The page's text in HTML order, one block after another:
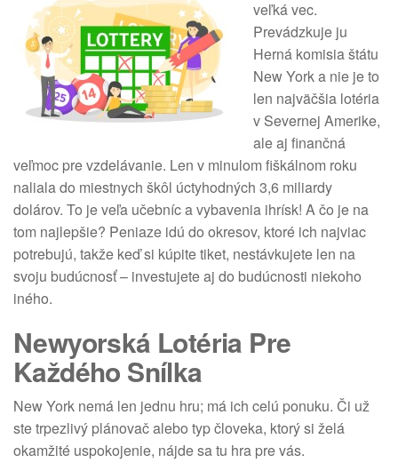
veľká vec.
Prevádzkuje ju
Herná komisia štátu
New York a nie je to
len najväčšia lotéria
v Severnej Amerike,
ale aj finančná
veľmoc pre vzdelávanie. Len v minulom fiškálnom roku
naliala do miestnych škôl úctyhodných 3,6 miliardy
dolárov. To je veľa učebníc a vybavenia ihrísk! A čo je na
tom najlepšie? Peniaze idú do okresov, ktoré ich najviac
potrebujú, takže keď si kúpite tiket, nestávkujete len na
svoju budúcnosť – investujete aj do budúcnosti niekoho
iného.
Newyorská Lotéria Pre
Každého Snílka
New York nemá len jednu hru; má ich celú ponuku. Či už
ste trpezlivý plánovač alebo typ človeka, ktorý si želá
okamžité uspokojenie, nájde sa tu hra pre vás.